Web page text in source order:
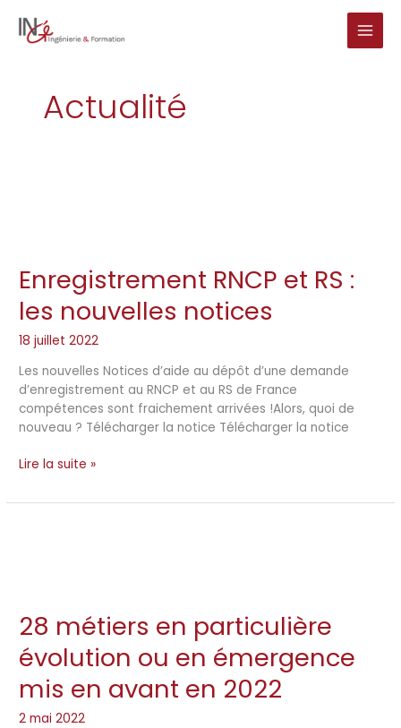
contenu
Actualité
Enregistrement RNCP et RS :
les nouvelles notices
18 juillet 2022
Les nouvelles Notices d’aide au dépôt d’une demande
d’enregistrement au RNCP et au RS de France
compétences sont fraichement arrivées !Alors, quoi de
nouveau ? Télécharger la notice Télécharger la notice
Enregistrement
RNCP
et
:
les
nouvelles
notices
Lire la suite »
28 métiers en particulière
évolution ou en émergence
mis en avant en 2022
2 mai 2022
28
métiers
en
particulière
évolution
ou